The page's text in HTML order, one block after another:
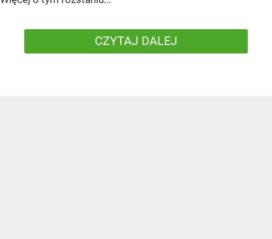
CZYTAJ DALEJ